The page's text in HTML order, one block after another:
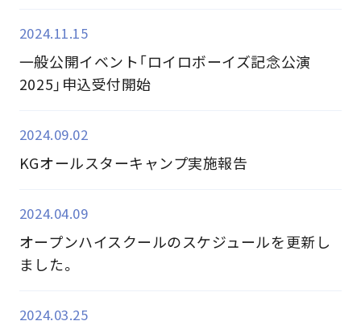
2024.11.15
一般公開イベント「ロイロボーイズ記念公演
2025」申込受付開始
2024.09.02
KGオールスターキャンプ実施報告
2024.04.09
オープンハイスクールのスケジュールを更新し
ました。
2024.03.25